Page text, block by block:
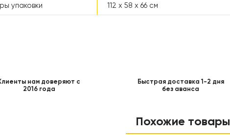
упаковки 112 х 58 х 66 см
нам доверяют с
2016 года
Быстрая доставка 1-2 дня
без аванса
Похожие товары